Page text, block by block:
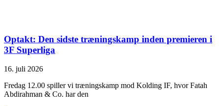
Optakt: Den sidste træningskamp inden premieren i
3F Superliga
16. juli 2026
Fredag 12.00 spiller vi træningskamp mod Kolding IF, hvor Fatah
Abdirahman & Co. har den